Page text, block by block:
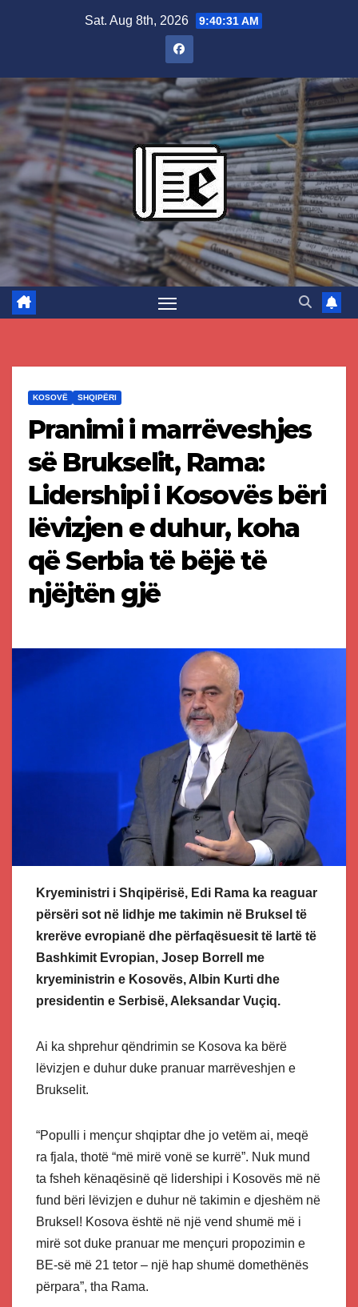
Sat. Aug 8th, 2026 9:40:32 AM
KOSOVË SHQIPËRI
Pranimi i marrëveshjes
së Brukselit, Rama:
Lidershipi i Kosovës bëri
lëvizjen e duhur, koha
që Serbia të bëjë të
njëjtën gjë
Kryeministri i Shqipërisë, Edi Rama ka reaguar
përsëri sot në lidhje me takimin në Bruksel të
krerëve evropianë dhe përfaqësuesit të lartë të
Bashkimit Evropian, Josep Borrell me
kryeministrin e Kosovës, Albin Kurti dhe
presidentin e Serbisë, Aleksandar Vuçiq.
Ai ka shprehur qëndrimin se Kosova ka bërë
lëvizjen e duhur duke pranuar marrëveshjen e
Brukselit.
“Populli i mençur shqiptar dhe jo vetëm ai, meqë
ra fjala, thotë “më mirë vonë se kurrë”. Nuk mund
ta fsheh kënaqësinë që lidershipi i Kosovës më në
fund bëri lëvizjen e duhur në takimin e djeshëm në
Bruksel! Kosova është në një vend shumë më i
mirë sot duke pranuar me mençuri propozimin e
BE-së më 21 tetor – një hap shumë domethënës
përpara”, tha Rama.